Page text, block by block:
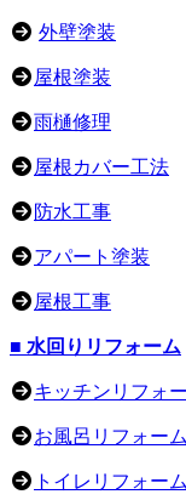
外壁塗装
屋根塗装
雨樋修理
屋根カバー工法
防水工事
アパート塗装
屋根工事
■ 水回りリフォーム
キッチンリフォ
お風呂リフォーム
トイレリフォーム